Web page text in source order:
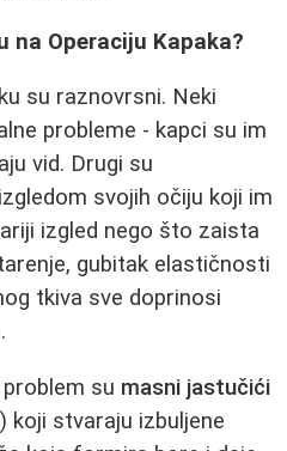
na Operaciju Kapaka?
su raznovrsni. Neki
probleme - kapci su im
vid. Drugi su
svojih očiju koji im
izgled nego što zaista
gubitak elastičnosti
tkiva sve doprinosi
su masni jastučići
koji stvaraju izbuljene